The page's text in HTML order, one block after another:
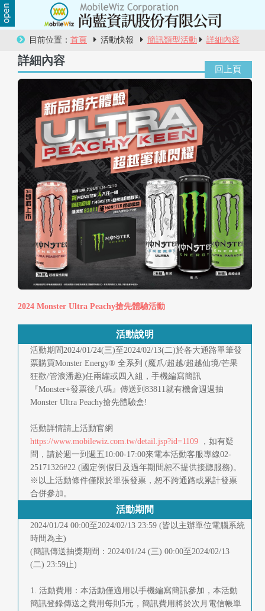
目前位置： 首頁 活動快報 簡訊類型活動 詳細內容
詳細內容
2024 Monster Ultra Peachy搶先體驗活動
活動說明
活動期間2024/01/24(三)至2024/02/13(二)於各大通路單筆發
票購買Monster Energy® 全系列 (魔爪/超越/超越仙境/芒果
狂歡/管浪潘趣)任兩罐或四入組，手機編寫簡訊
『Monster+發票後八碼』傳送到83811就有機會週週抽
Monster Ultra Peachy搶先體驗盒!
活動詳情請上活動官網
https://www.mobilewiz.com.tw/detail.jsp?id=1109 ，如有疑
問，請於週一到週五10:00-17:00來電本活動客服專線02-
25171326#22 (國定例假日及過年期間恕不提供接聽服務)。
※以上活動條件僅限於單張發票，恕不跨通路或累計發票
合併參加。
活動期間
2024/01/24 00:00至2024/02/13 23:59 (皆以主辦單位電腦系統
時間為主)
(簡訊傳送抽獎期間：2024/01/24 (三) 00:00至2024/02/13
(二) 23:59止)
1. 活動費用：本活動僅適用以手機編寫簡訊參加，本活動
簡訊登錄傳送之費用每則5元，簡訊費用將於次月電信帳單